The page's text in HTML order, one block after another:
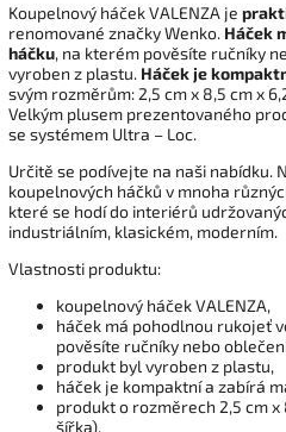
Koupelnový háček VALENZA je
renomované značky Wenko. Háček
háčku, na kterém pověsíte ručníky
vyroben z plastu. Háček je
svým rozměrům: 2,5 cm x 8,5 cm x
Velkým plusem prezentovaného
se systémem Ultra – Loc.
Určitě se podívejte na naši nabídku.
koupelnových háčků v mnoha
které se hodí do interiérů
industriálním, klasickém, moderním.
Vlastnosti produktu:
koupelnový háček VALENZA,
háček má pohodlnou rukojeť
pověsíte ručníky nebo
produkt byl vyroben z plastu,
háček je kompaktní a zabírá
produkt o rozměrech 2,5 cm x
šířka),